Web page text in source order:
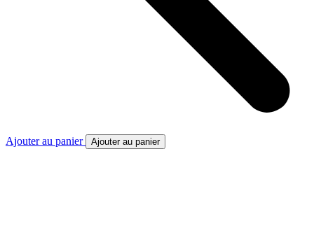
Ajouter au panier Ajouter au panier